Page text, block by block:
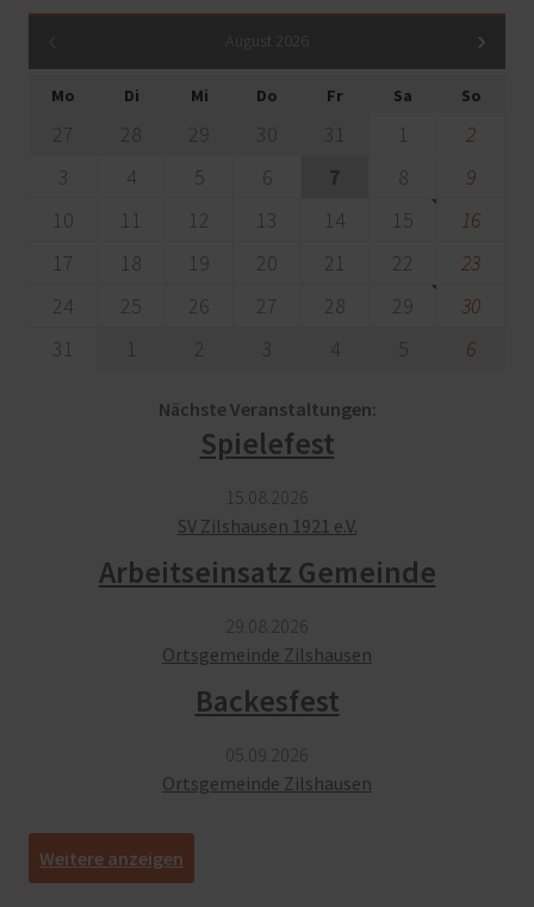
August 2026
Mo Di Mi Do Fr Sa So
27 28 29 30 31 1
2
3
4 5 6 7 8
9
10
11 12 13 14 15
16
17
18 19 20 21 22
23
24
25 26 27 28 29
30
31
1 2 3 4 5 6
Nächste Veranstaltungen:
Spielefest
15.​08.​2026
SV Zilshausen 1921 e.V.
Arbeitseinsatz Gemeinde
29.​08.​2026
Ortsgemeinde Zilshausen
Backesfest
05.​09.​2026
Ortsgemeinde Zilshausen